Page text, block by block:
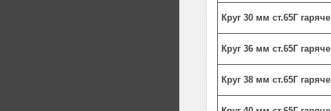
Круг 30 мм ст.65Г
Круг 36 мм ст.65Г
Круг 38 мм ст.65Г